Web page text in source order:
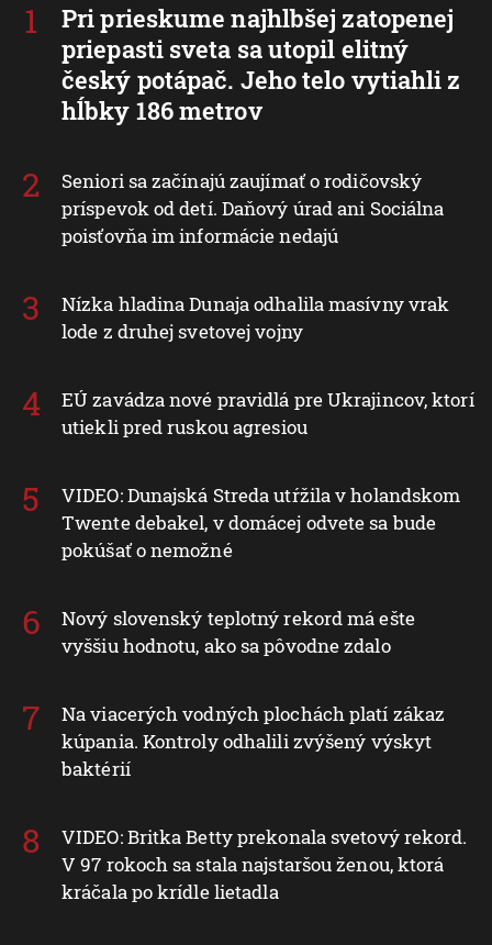
Pri prieskume najhlbšej zatopenej
priepasti sveta sa utopil elitný
český potápač. Jeho telo vytiahli z
hĺbky 186 metrov
Seniori sa začínajú zaujímať o rodičovský
príspevok od detí. Daňový úrad ani Sociálna
poisťovňa im informácie nedajú
Nízka hladina Dunaja odhalila masívny vrak
lode z druhej svetovej vojny
EÚ zavádza nové pravidlá pre Ukrajincov, ktorí
utiekli pred ruskou agresiou
VIDEO: Dunajská Streda utŕžila v holandskom
Twente debakel, v domácej odvete sa bude
pokúšať o nemožné
Nový slovenský teplotný rekord má ešte
vyššiu hodnotu, ako sa pôvodne zdalo
Na viacerých vodných plochách platí zákaz
kúpania. Kontroly odhalili zvýšený výskyt
baktérií
VIDEO: Britka Betty prekonala svetový rekord.
V 97 rokoch sa stala najstaršou ženou, ktorá
kráčala po krídle lietadla